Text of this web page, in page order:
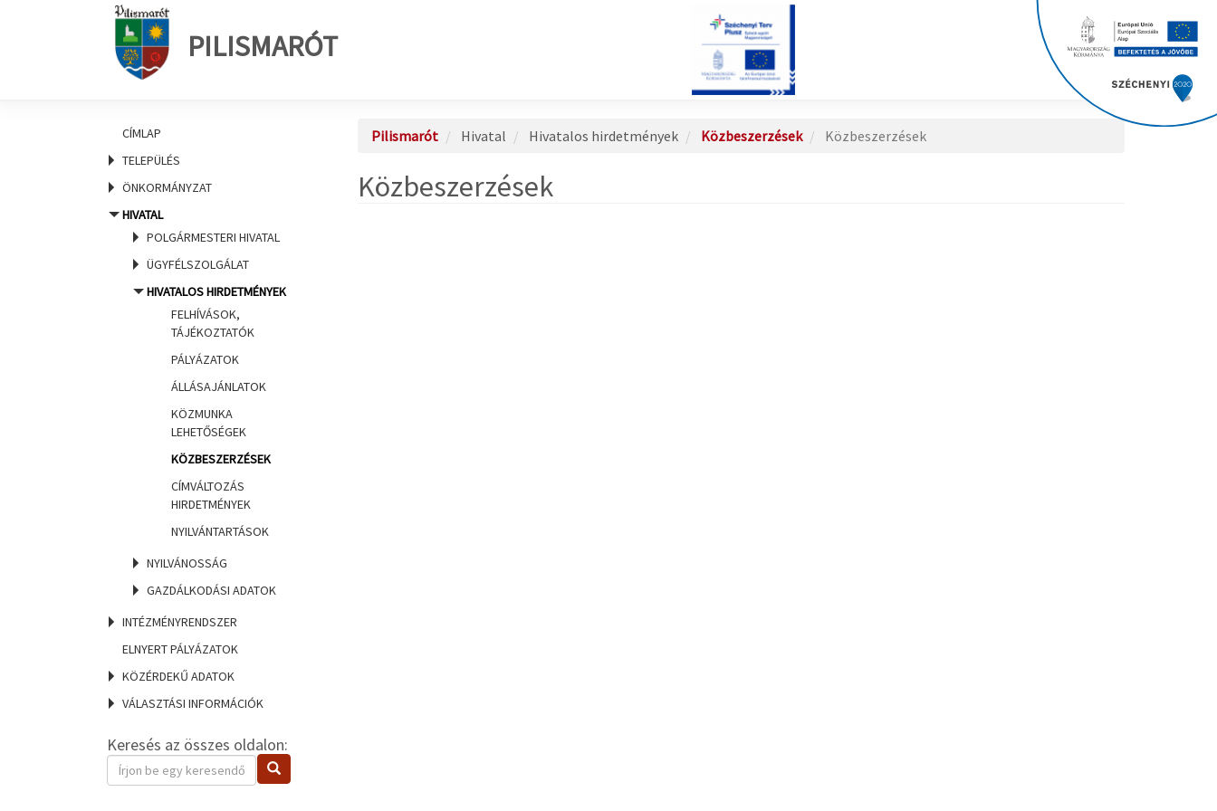
PILISMARÓT
CÍMLAP
TELEPÜLÉS
ÖNKORMÁNYZAT
HIVATAL
POLGÁRMESTERI HIVATAL
ÜGYFÉLSZOLGÁLAT
HIVATALOS HIRDETMÉNYEK
FELHÍVÁSOK,
TÁJÉKOZTATÓK
PÁLYÁZATOK
ÁLLÁSAJÁNLATOK
KÖZMUNKA
LEHETŐSÉGEK
KÖZBESZERZÉSEK
CÍMVÁLTOZÁS
HIRDETMÉNYEK
NYILVÁNTARTÁSOK
NYILVÁNOSSÁG
GAZDÁLKODÁSI ADATOK
INTÉZMÉNYRENDSZER
ELNYERT PÁLYÁZATOK
KÖZÉRDEKŰ ADATOK
VÁLASZTÁSI INFORMÁCIÓK
Keresés az összes oldalon:
Keresendő
kifejezés
Keresés
Pilismarót Hivatal Hivatalos hirdetmények Közbeszerzések Közbeszerzések
Közbeszerzések